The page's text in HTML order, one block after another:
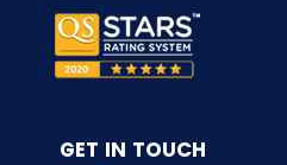
GET IN TOUCH